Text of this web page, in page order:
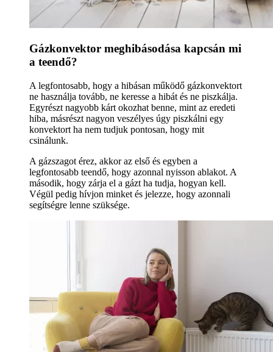
Gázkonvektor meghibásodása kapcsán mi
a teendő?
A legfontosabb, hogy a hibásan működő gázkonvektort
ne használja tovább, ne keresse a hibát és ne piszkálja.
Egyrészt nagyobb kárt okozhat benne, mint az eredeti
hiba, másrészt nagyon veszélyes úgy piszkálni egy
konvektort ha nem tudjuk pontosan, hogy mit
csinálunk.
A gázszagot érez, akkor az első és egyben a
legfontosabb teendő, hogy azonnal nyisson ablakot. A
második, hogy zárja el a gázt ha tudja, hogyan kell.
Végül pedig hívjon minket és jelezze, hogy azonnali
segítségre lenne szüksége.